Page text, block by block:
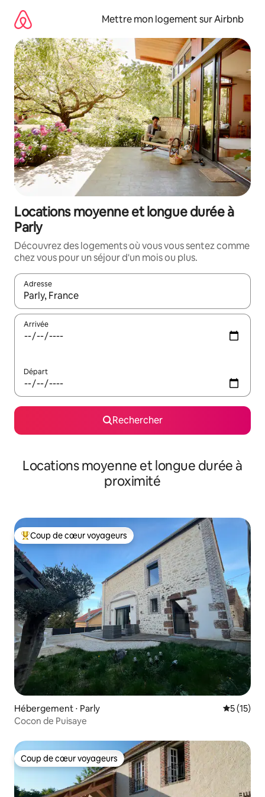
directement
contenu
Mettre mon logement sur Airbnb
Locations moyenne et longue durée à
Parly
Découvrez des logements où vous vous sentez comme
chez vous pour un séjour d'un mois ou plus.
Adresse
Lorsque les résultats s'affichent, utilisez les flèches vers le
Arrivée
Départ
Rechercher
Locations moyenne et longue durée à
proximité
Coups de cœur voyageurs les plus appréciés
Coup de cœur voyageurs
Hébergement ⋅ Parly
5 (15)
Cocon de Puisaye
Coup de cœur voyageurs
Coup de cœur voyageurs